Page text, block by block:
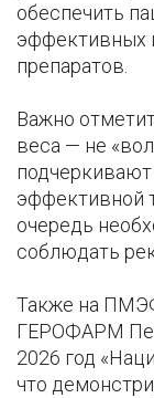
обеспечить
эффективных
препаратов.
Важно
веса — не
эффективной
очередь
соблюдать
Также на
ГЕРОФАРМ
2026 год
что